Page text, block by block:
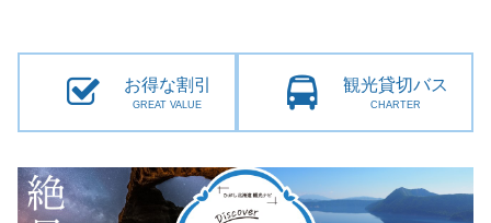
お得な割引
GREAT VALUE
観光貸切バス
CHARTER